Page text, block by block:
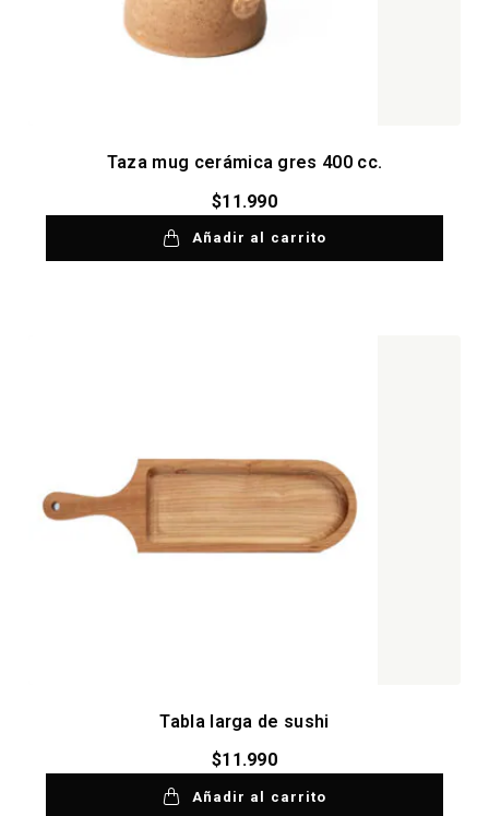
Taza mug cerámica gres 400 cc.
$11.990
Añadir al carrito
Tabla larga de sushi
$11.990
Añadir al carrito